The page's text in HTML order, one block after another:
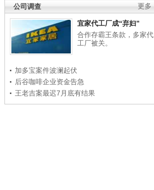
更多
公司调查
宜家代工厂成“弃妇”
合作存霸王条款，多家代
工厂被关。
加多宝案件波澜起伏
后谷咖啡企业资金告急
王老吉案最迟7月底有结果